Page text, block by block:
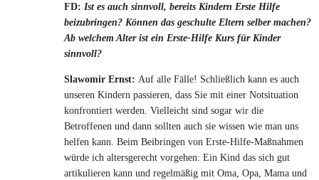
FD: Ist es auch sinnvoll, bereits Kindern Erste Hilfe
beizubringen? Können das geschulte Eltern selber machen?
Ab welchem Alter ist ein Erste-Hilfe Kurs für Kinder
sinnvoll?
Slawomir Ernst: Auf alle Fälle! Schließlich kann es auch
unseren Kindern passieren, dass Sie mit einer Notsituation
konfrontiert werden. Vielleicht sind sogar wir die
Betroffenen und dann sollten auch sie wissen wie man uns
helfen kann. Beim Beibringen von Erste-Hilfe-Maßnahmen
würde ich altersgerecht vorgehen: Ein Kind das sich gut
artikulieren kann und regelmäßig mit Oma, Opa, Mama und